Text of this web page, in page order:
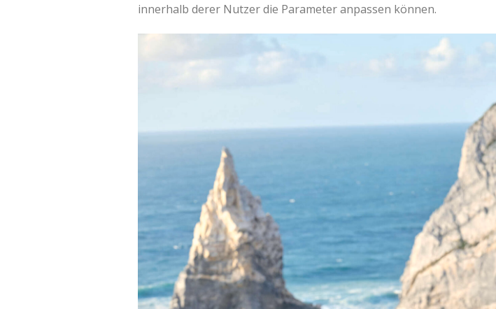
innerhalb derer Nutzer die Parameter anpassen können.